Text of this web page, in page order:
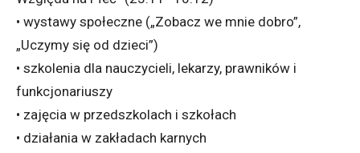
• wystawy społeczne („Zobacz we mnie dobro”,
„Uczymy się od dzieci”)
• szkolenia dla nauczycieli, lekarzy, prawników i
funkcjonariuszy
• zajęcia w przedszkolach i szkołach
• działania w zakładach karnych